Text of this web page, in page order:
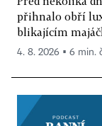
přihnalo obří
blikajícím
4. 8. 2026 ▪ 6 min.